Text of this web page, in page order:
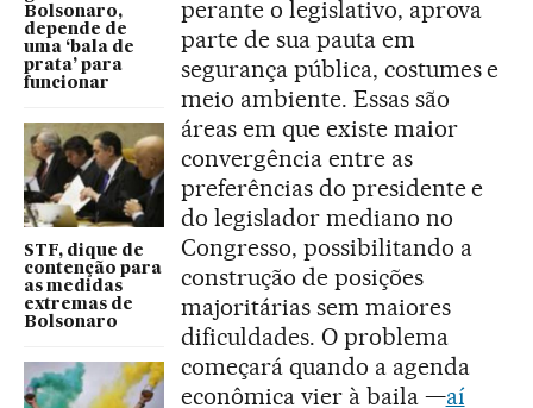
Bolsonaro,
depende de
uma ‘bala de
prata’ para
funcionar
STF, dique de
contenção para
as medidas
extremas de
Bolsonaro
perante o legislativo, aprova
parte de sua pauta em
segurança pública, costumes e
meio ambiente. Essas são
áreas em que existe maior
convergência entre as
preferências do presidente e
do legislador mediano no
Congresso, possibilitando a
construção de posições
majoritárias sem maiores
dificuldades. O problema
começará quando a agenda
econômica vier à baila —aí